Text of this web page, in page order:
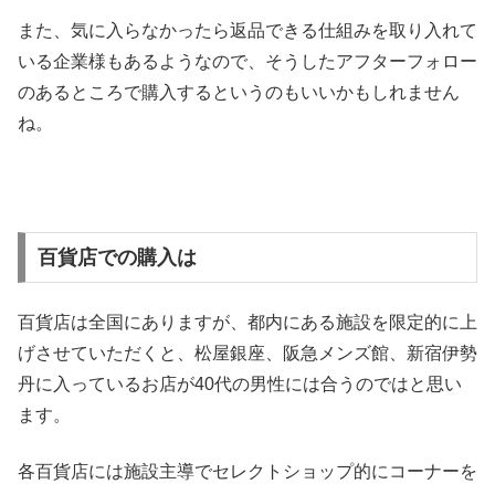
また、気に入らなかったら返品できる仕組みを取り入れて
いる企業様もあるようなので、そうしたアフターフォロー
のあるところで購入するというのもいいかもしれません
ね。
百貨店での購入は
百貨店は全国にありますが、都内にある施設を限定的に上
げさせていただくと、松屋銀座、阪急メンズ館、新宿伊勢
丹に入っているお店が40代の男性には合うのではと思い
ます。
各百貨店には施設主導でセレクトショップ的にコーナーを